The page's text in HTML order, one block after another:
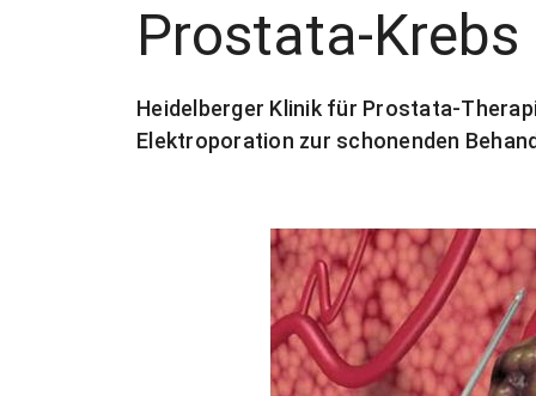
Prostata-Krebs
Heidelberger Klinik für Prostata-
Elektroporation zur schonenden